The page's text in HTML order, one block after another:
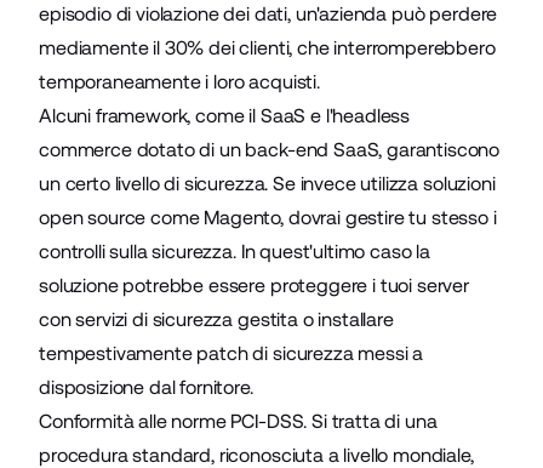
episodio di violazione dei dati, un'azienda può perdere
mediamente il 30% dei clienti, che interromperebbero
temporaneamente i loro acquisti.
Alcuni framework, come il SaaS e l'headless
commerce dotato di un back-end SaaS, garantiscono
un certo livello di sicurezza. Se invece utilizza soluzioni
open source come Magento, dovrai gestire tu stesso i
controlli sulla sicurezza. In quest'ultimo caso la
soluzione potrebbe essere proteggere i tuoi server
con servizi di sicurezza gestita o installare
tempestivamente patch di sicurezza messi a
disposizione dal fornitore.
Conformità alle norme PCI-DSS. Si tratta di una
procedura standard, riconosciuta a livello mondiale,